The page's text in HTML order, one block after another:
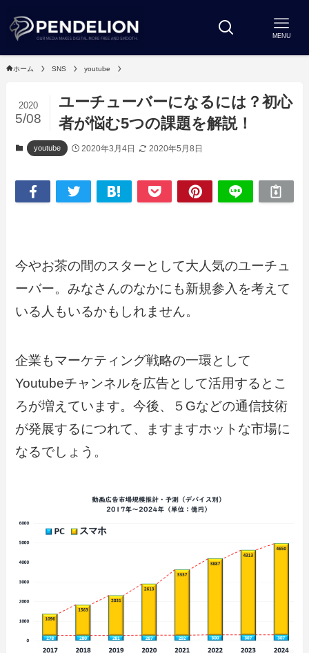
MENU
ホーム SNS youtube
ユーチューバーになるには？初心
者が悩む5つの課題を解説！
2020
5/08
youtube 2020年3月4日 2020年5月8日
今やお茶の間のスターとして大人気のユーチュ
ーバー。みなさんのなかにも新規参入を考えて
いる人もいるかもしれません。
企業もマーケティング戦略の一環として
Youtubeチャンネルを広告として活用するとこ
ろが増えています。今後、５Gなどの通信技術
が発展するにつれて、ますますホットな市場に
なるでしょう。